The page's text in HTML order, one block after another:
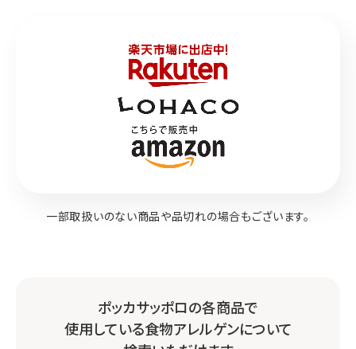
一部取扱いのない商品や品切れの場合もございます。
ポッカサッポロの各商品で
使用している食物アレルゲンについて